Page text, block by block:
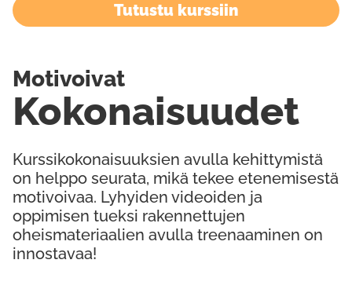
Tutustu kurssiin
Kurssikokonaisuuksien avulla kehittymistä
on helppo seurata, mikä tekee etenemisestä
motivoivaa. Lyhyiden videoiden ja
oppimisen tueksi rakennettujen
oheismateriaalien avulla treenaaminen on
innostavaa!
Kokonaisuudet
Motivoivat